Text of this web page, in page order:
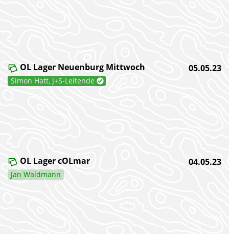
05.05.23
OL Lager Neuenburg Mittwoch
Simon Hatt, J+S-Leitende
04.05.23
OL Lager cOLmar
Jan Waldmann